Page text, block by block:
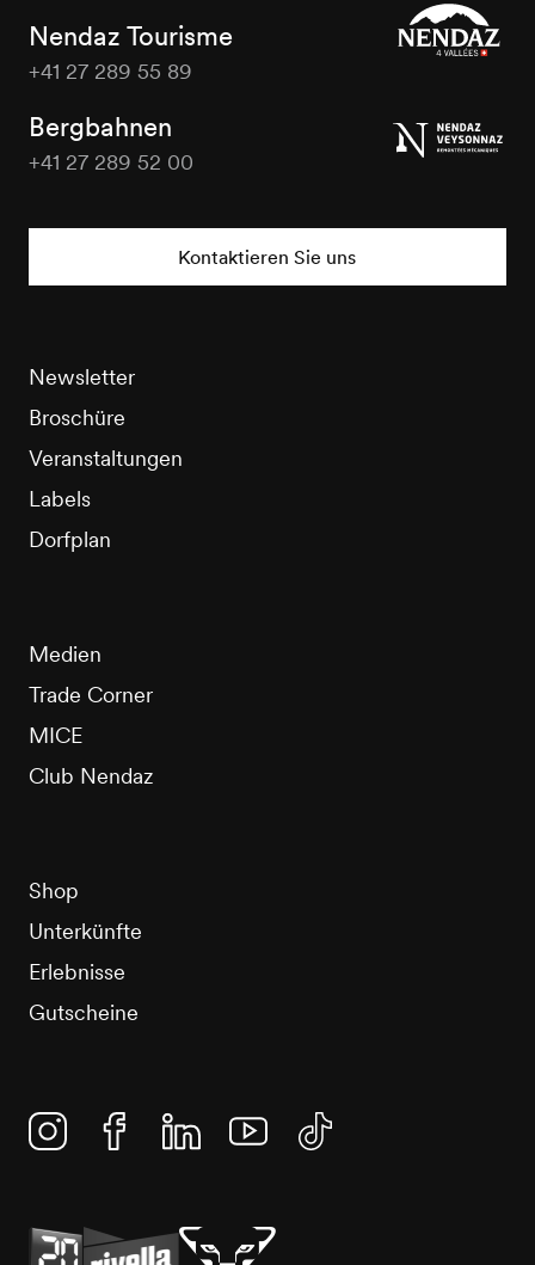
Nendaz Tourisme
+41 27 289 55 89
Bergbahnen
+41 27 289 52 00
Kontaktieren Sie uns
Newsletter
Broschüre
Veranstaltungen
Labels
Dorfplan
Medien
Trade Corner
MICE
Club Nendaz
Shop
Unterkünfte
Erlebnisse
Gutscheine